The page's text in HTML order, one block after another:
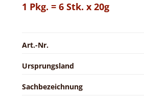
1 Pkg. = 6 Stk. x 20g
Art.-Nr.
Ursprungsland
Sachbezeichnung